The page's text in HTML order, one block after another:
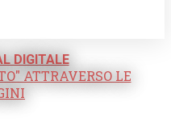
DIGITALE
ATTRAVERSO LE